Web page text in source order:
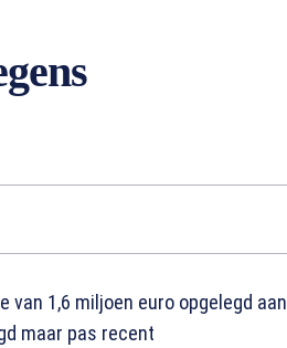
van 1,6 miljoen euro opgelegd aan
maar pas recent